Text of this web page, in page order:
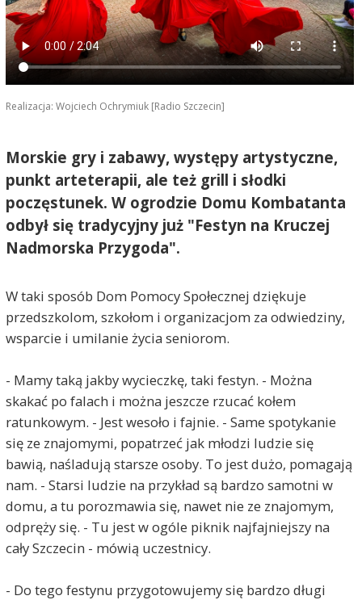
Realizacja: Wojciech Ochrymiuk [Radio Szczecin]
Morskie gry i zabawy, występy artystyczne,
punkt arteterapii, ale też grill i słodki
poczęstunek. W ogrodzie Domu Kombatanta
odbył się tradycyjny już "Festyn na Kruczej
Nadmorska Przygoda".
W taki sposób Dom Pomocy Społecznej dziękuje
przedszkolom, szkołom i organizacjom za odwiedziny,
wsparcie i umilanie życia seniorom.
- Mamy taką jakby wycieczkę, taki festyn. - Można
skakać po falach i można jeszcze rzucać kołem
ratunkowym. - Jest wesoło i fajnie. - Same spotykanie
się ze znajomymi, popatrzeć jak młodzi ludzie się
bawią, naśladują starsze osoby. To jest dużo, pomagają
nam. - Starsi ludzie na przykład są bardzo samotni w
domu, a tu porozmawia się, nawet nie ze znajomym,
odpręży się. - Tu jest w ogóle piknik najfajniejszy na
cały Szczecin - mówią uczestnicy.
- Do tego festynu przygotowujemy się bardzo długi